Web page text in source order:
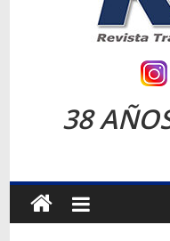
SINOTRUK Pick-ups
la Expo Compras
Revista
38